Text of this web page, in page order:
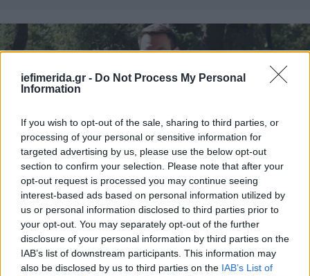
iefimerida.gr - Do Not Process My Personal
Information
If you wish to opt-out of the sale, sharing to third parties, or
processing of your personal or sensitive information for
targeted advertising by us, please use the below opt-out
section to confirm your selection. Please note that after your
opt-out request is processed you may continue seeing
interest-based ads based on personal information utilized by
us or personal information disclosed to third parties prior to
your opt-out. You may separately opt-out of the further
disclosure of your personal information by third parties on the
IAB’s list of downstream participants. This information may
also be disclosed by us to third parties on the IAB’s List of
ΠΟΛΙΤΙΚΗ 14/10/2024 07:41
Ραντεβού στο συνέδριο δίνει ο Κασσελάκης,
λήξαν θεωρούν το θέμα της υποψηφιότητάς του
οι 87 -Εκρηκτικό κλίμα